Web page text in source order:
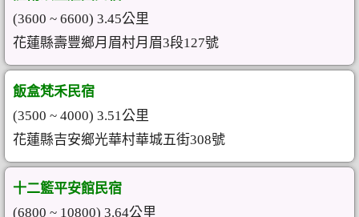
(3600 ~ 6600) 3.45公里
花蓮縣壽豐鄉月眉村月眉3段127號
飯盒梵禾民宿
(3500 ~ 4000) 3.51公里
花蓮縣吉安鄉光華村華城五街308號
十二籃平安館民宿
(6800 ~ 10800) 3.64公里